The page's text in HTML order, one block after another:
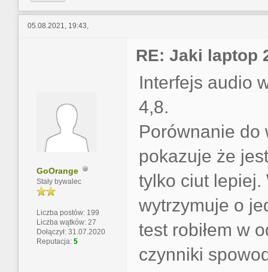
05.08.2021, 19:43,
GoOrange
Stały bywalec
Liczba postów: 199
Liczba wątków: 27
Dołączył: 31.07.2020
Reputacja: 5
RE: Jaki laptop
Interfejs audio
4,8.
Porównanie do
pokazuje że
tylko ciut lepiej.
wytrzymuje o
test robiłem w
czynniki